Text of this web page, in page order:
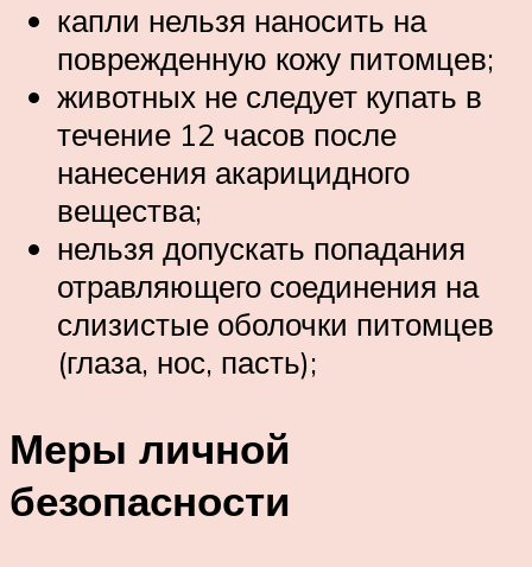
капли нельзя наносить на
поврежденную кожу питомцев;
животных не следует купать в
течение 12 часов после
нанесения акарицидного
вещества;
нельзя допускать попадания
отравляющего соединения на
слизистые оболочки питомцев
(глаза, нос, пасть);
Меры личной
безопасности